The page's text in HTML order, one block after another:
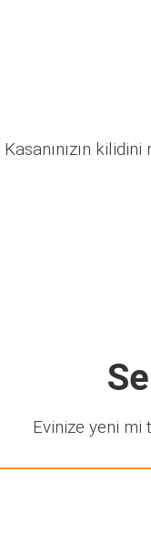
Kasanınızın
Evinize yeni mi